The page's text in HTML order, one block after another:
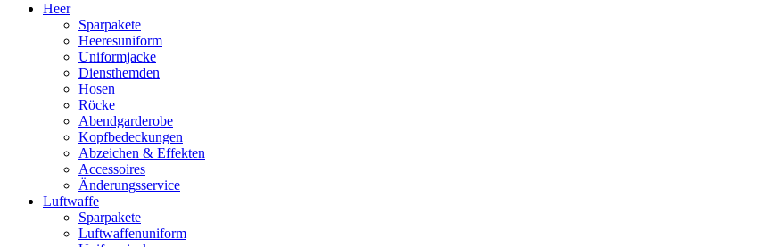
Heer
Sparpakete
Heeresuniform
Uniformjacke
Diensthemden
Hosen
Röcke
Abendgarderobe
Kopfbedeckungen
Abzeichen & Effekten
Accessoires
Änderungsservice
Luftwaffe
Sparpakete
Luftwaffenuniform